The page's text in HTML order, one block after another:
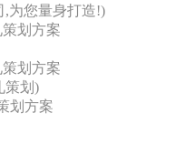
,为您量身打造!)
划方案
划方案
策划)
划方案